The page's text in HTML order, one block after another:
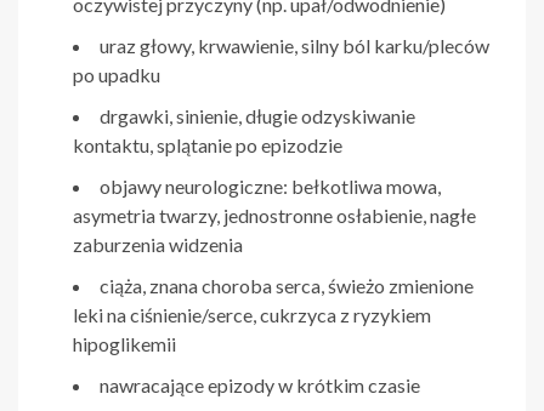
uraz głowy, krwawienie, silny ból karku/pleców
po upadku
drgawki, sinienie, długie odzyskiwanie
kontaktu, splątanie po epizodzie
objawy neurologiczne: bełkotliwa mowa,
asymetria twarzy, jednostronne osłabienie, nagłe
zaburzenia widzenia
ciąża, znana choroba serca, świeżo zmienione
leki na ciśnienie/serce, cukrzyca z ryzykiem
hipoglikemii
nawracające epizody w krótkim czasie